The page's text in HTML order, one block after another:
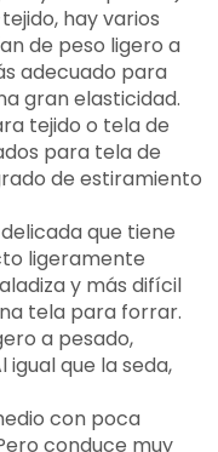
hay varios
de peso ligero a
adecuado para
gran elasticidad.
tejido o tela de
para tela de
de estiramiento
que tiene
ligeramente
y más difícil
tela para forrar.
a pesado,
que la seda,
con poca
conduce muy